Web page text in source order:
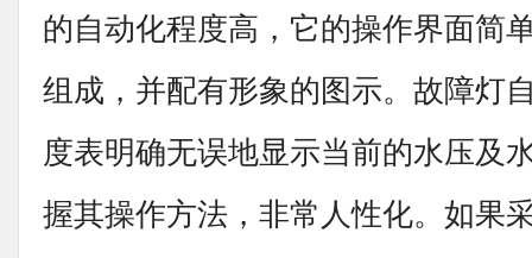
的自动化程度高，它的操作界面简
组成，并配有形象的图示。故障灯
度表明确无误地显示当前的水压及
握其操作方法，非常人性化。如果